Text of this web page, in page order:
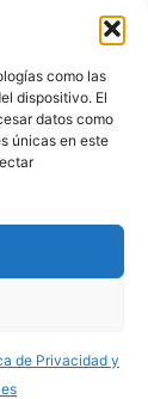
como las
dispositivo. El
datos como
únicas en este
de Privacidad y